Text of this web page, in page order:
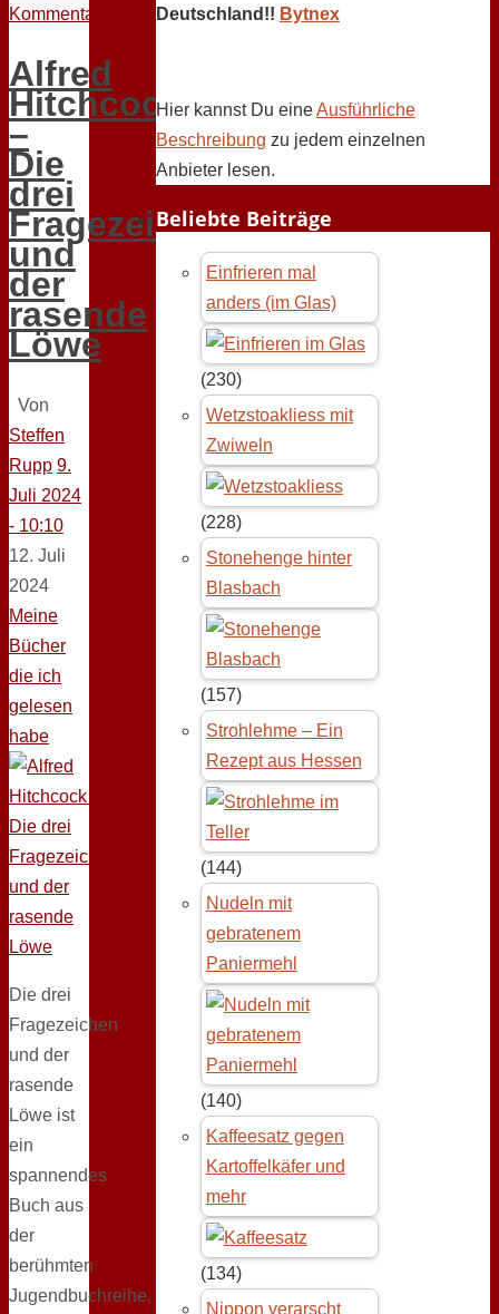
Kommentare
Alfred
Hitchcock
–
Die
drei
Fragezeichen
und
der
rasende
Löwe
Von
Steffen
Rupp 9.
Juli 2024
- 10:10
12. Juli
2024
Meine
Bücher
die ich
gelesen
habe
Die drei
Fragezeichen
und der
rasende
Löwe ist
ein
spannendes
Buch aus
der
berühmten
Jugendbuchreihe,
Deutschland!! Bytnex
Hier kannst Du eineAusführliche
Beschreibung zu jedem einzelnen
Anbieter lesen.
Beliebte Beiträge
Einfrieren mal
anders (im Glas)
(230)
Wetzstoakliess mit
Zwiweln
(228)
Stonehenge hinter
Blasbach
(157)
Strohlehme – Ein
Rezept aus Hessen
(144)
Nudeln mit
gebratenem
Paniermehl
(140)
Kaffeesatz gegen
Kartoffelkäfer und
mehr
(134)
Nippon verarscht